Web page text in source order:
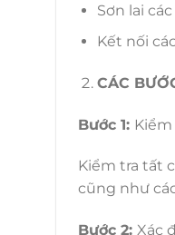
Sơn lai
Kết nối
CÁC
Bước 1:
Kiểm tra tất
cũng như
Bước 2: Xác